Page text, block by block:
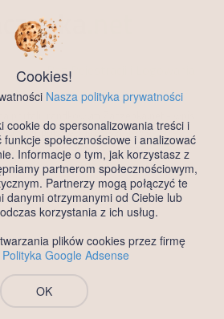
Cookies!
Nasza polityka prywatności
cookie do spersonalizowania treści i
społecznościowe i analizować
Informacje o tym, jak korzystasz z
partnerom społecznościowym,
Partnerzy mogą połączyć te
danymi otrzymanymi od Ciebie lub
korzystania z ich usług.
plików cookies przez firmę
Polityka Google Adsense
OK
Bez Rejestracji i Logowania
Małopolskie, mezczyzna, wiek 60 -
randkowe dla każdego.